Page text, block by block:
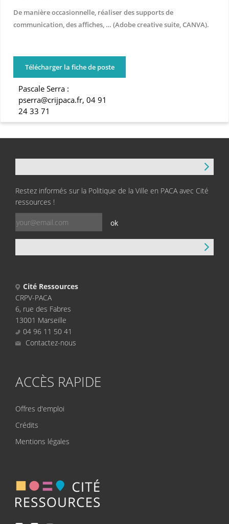
De manière occasionnelle, réaliser des supports de
communication, des affiches, … (Adobe creative suite, CANVA).
Télécharger la fiche de poste
Pascale Serra :
pserra@crijpaca.fr, 04 91
24 33 71
Restez informés sur la Politique de la Ville en PACA avec Cité
ressources !
ok
Cité Ressources
CRPV-PACA
6, rue des Fabres
13001 Marseille
04 96 11 50 41
Contactez-nous
ACCÈS RAPIDE
Offres d'emploi
Crédits
Mentions légales